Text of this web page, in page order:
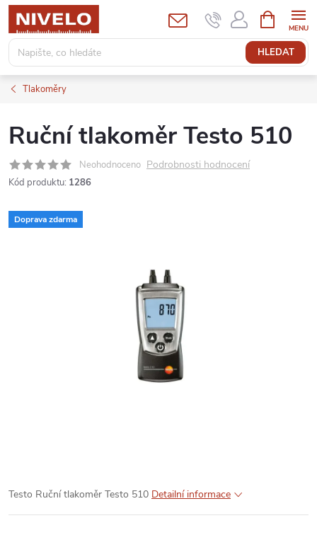
Přejít
obsah
HLEDAT
NÁKUPNÍ
KOŠÍK
Tlakoměry
Ruční tlakoměr Testo 510
Neohodnoceno Podrobnosti hodnocení
Kód produktu: 1286
Doprava zdarma
Testo Ruční tlakoměr Testo 510 Detailní informace